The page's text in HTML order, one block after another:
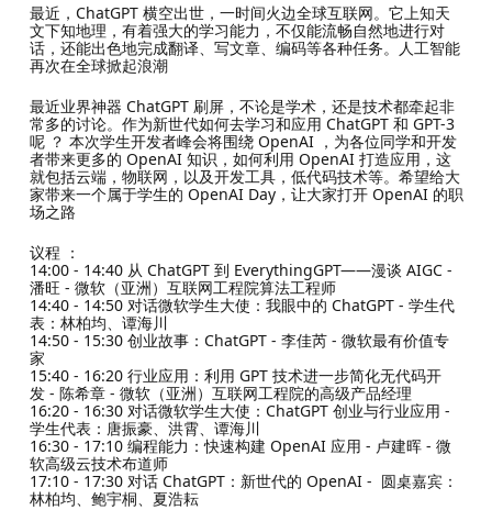
最近，ChatGPT 横空出世，一时间火边全球互联网。它上知天
文下知地理，有着强大的学习能力，不仅能流畅自然地进行对
话，还能出色地完成翻译、写文章、编码等各种任务。人工智能
再次在全球掀起浪潮
最近业界神器 ChatGPT 刷屏，不论是学术，还是技术都牵起非
常多的讨论。作为新世代如何去学习和应用 ChatGPT 和 GPT-3
呢 ？ 本次学生开发者峰会将围绕 OpenAI ，为各位同学和开发
者带来更多的 OpenAI 知识，如何利用 OpenAI 打造应用，这
就包括云端，物联网，以及开发工具，低代码技术等。希望给大
家带来一个属于学生的 OpenAI Day，让大家打开 OpenAI 的职
场之路
议程 ：
14:00 - 14:40 从 ChatGPT 到 EverythingGPT——漫谈 AIGC -
潘旺 - 微软（亚洲）互联网工程院算法工程师
14:40 - 14:50 对话微软学生大使：我眼中的 ChatGPT - 学生代
表：林柏均、谭海川
14:50 - 15:30 创业故事：ChatGPT - 李佳芮 - 微软最有价值专
家
15:40 - 16:20 行业应用：利用 GPT 技术进一步简化无代码开
发 - 陈希章 - 微软（亚洲）互联网工程院的高级产品经理
16:20 - 16:30 对话微软学生大使：ChatGPT 创业与行业应用 -
学生代表：唐振豪、洪霄、谭海川
16:30 - 17:10 编程能力：快速构建 OpenAI 应用 - 卢建晖 - 微
软高级云技术布道师
17:10 - 17:30 对话 ChatGPT：新世代的 OpenAI - 圆桌嘉宾：
林柏均、鲍宇桐、夏浩耘